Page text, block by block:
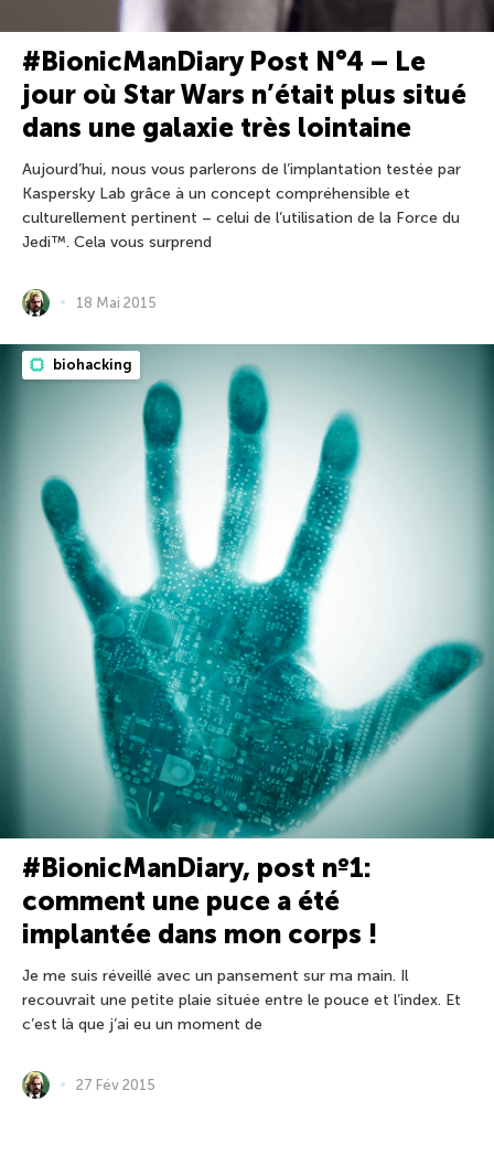
#BionicManDiary Post N°4 – Le
jour où Star Wars n’était plus situé
dans une galaxie très lointaine
Aujourd’hui, nous vous parlerons de l’implantation testée par
Kaspersky Lab grâce à un concept compréhensible et
culturellement pertinent – celui de l’utilisation de la Force du
Jedi™. Cela vous surprend
18 Mai 2015
biohacking
#BionicManDiary, post nº1:
comment une puce a été
implantée dans mon corps !
Je me suis réveillé avec un pansement sur ma main. Il
recouvrait une petite plaie située entre le pouce et l’index. Et
c’est là que j’ai eu un moment de
27 Fév 2015